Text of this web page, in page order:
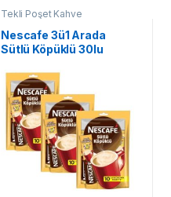
Tekli Poşet Kahve
Nescafe 3ü1 Arada
Sütlü Köpüklü 30lu